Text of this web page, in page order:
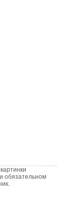
обязательном